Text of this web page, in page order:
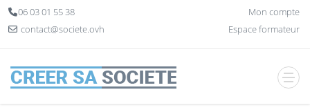
06 03 01 55 38
contact@societe.ovh
Mon compte
Espace formateur
Panneau de gestion des cookies